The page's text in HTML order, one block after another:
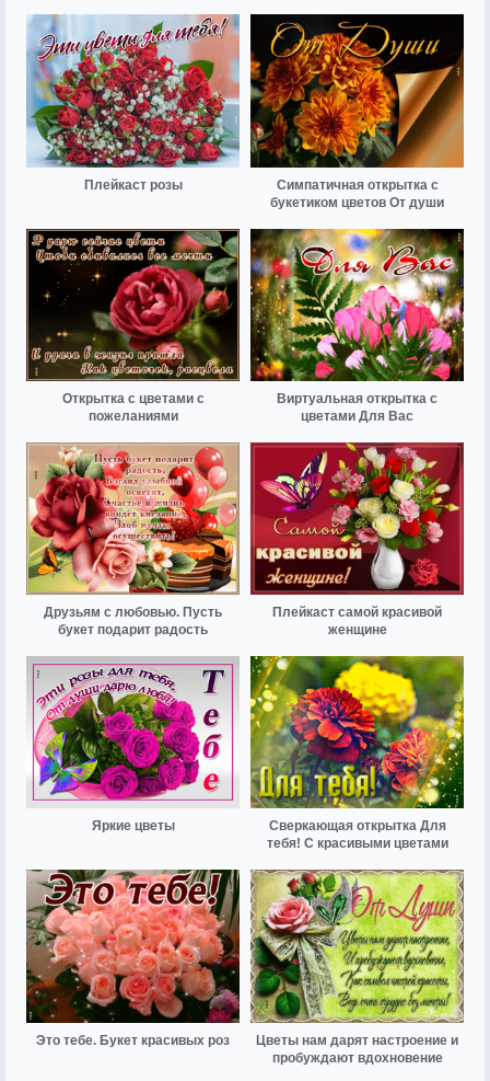
Плейкаст розы
Симпатичная открытка с
букетиком цветов От души
Открытка с цветами с
пожеланиями
Виртуальная открытка с
цветами Для Вас
Друзьям с любовью. Пусть
букет подарит радость
Плейкаст самой красивой
женщине
Яркие цветы
Сверкающая открытка Для
тебя! С красивыми цветами
Это тебе. Букет красивых роз
Цветы нам дарят настроение и
пробуждают вдохновение